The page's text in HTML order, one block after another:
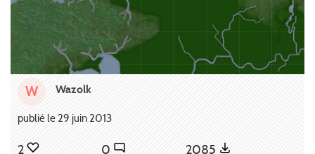
W Wazolk
publié le 29 juin 2013
2 0 2085